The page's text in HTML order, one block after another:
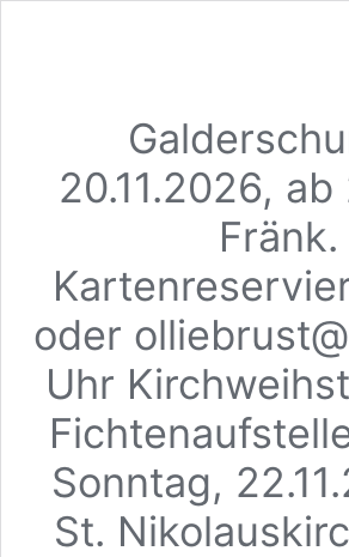
20.11.2026,
oder
Uhr
Sonntag,
St.